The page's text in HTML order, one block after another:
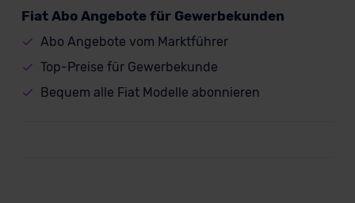
Fiat Abo Angebote für Gewerbekunden
Abo Angebote vom Marktführer
Top-Preise für Gewerbekunde
Bequem alle Fiat Modelle abonnieren